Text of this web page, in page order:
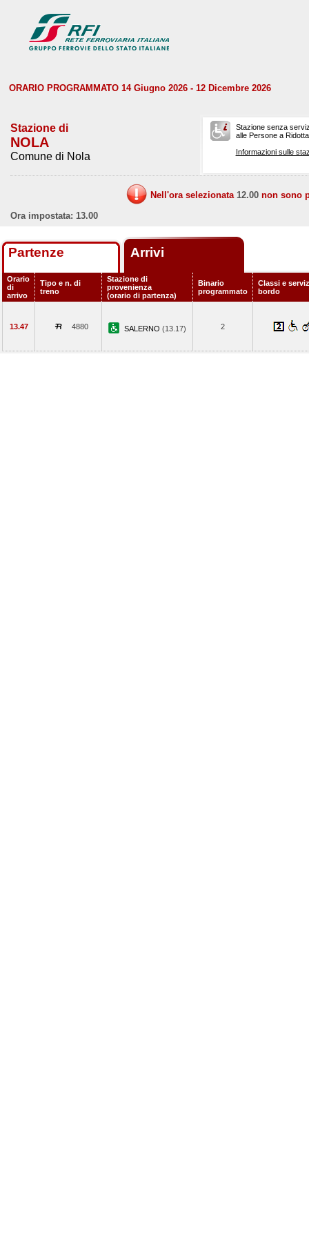
ORARIO PROGRAMMATO 14 Giugno 2026 - 12 Dicembre 2026
Stazione di
NOLA
Comune di Nola
Stazione senza
alle Persone a
Informazioni sulle
Nell'ora selezionata 12.00 non sono
Ora impostata: 13.00
Partenze Arrivi
Orario
di
arrivo
Tipo e n. di
treno
Stazione di
provenienza
(orario di partenza)
Binario
programmato
Classi e
bordo
13.47 4880 SALERNO (13.17) 2